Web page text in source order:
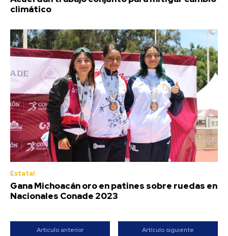
climático
Estatal
Gana Michoacán oro en patines sobre ruedas en
Nacionales Conade 2023
Artículo anterior Artículo siguiente